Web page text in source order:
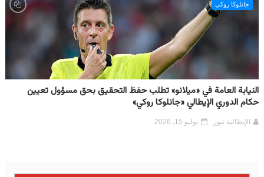
جانلوكا روكي
النيابة العامة في «ميلانو» تطلب حفظ التحقيق بحق مسؤول تعيين
حكام الدوري الإيطالي «جانلوكا روكي»
الإيطالية نيوز يوليو 15, 2026